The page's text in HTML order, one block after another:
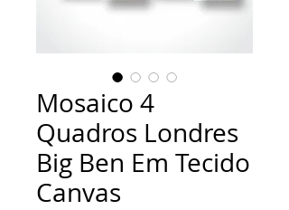
Mosaico 4
Quadros Londres
Big Ben Em Tecido
Canvas